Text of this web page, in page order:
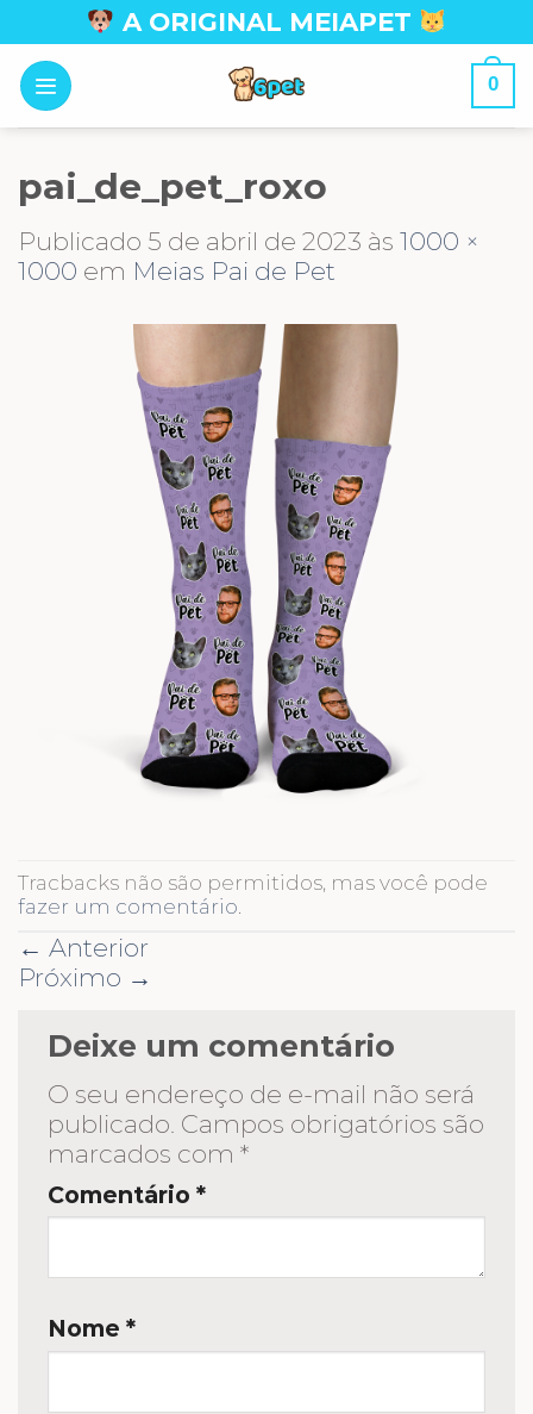
to
content
A ORIGINAL MEIAPET
0
pai_de_pet_roxo
Publicado 5 de abril de 2023 às 1000 ×
1000 em Meias Pai de Pet
Tracbacks não são permitidos, mas você pode
fazer um comentário.
← Anterior
Próximo →
Deixe um comentário
O seu endereço de e-mail não será
publicado. Campos obrigatórios são
marcados com *
Comentário *
Nome *